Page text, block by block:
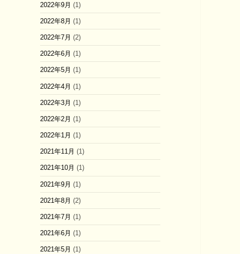
2022年9月 (1)
2022年8月 (1)
2022年7月 (2)
2022年6月 (1)
2022年5月 (1)
2022年4月 (1)
2022年3月 (1)
2022年2月 (1)
2022年1月 (1)
2021年11月 (1)
2021年10月 (1)
2021年9月 (1)
2021年8月 (2)
2021年7月 (1)
2021年6月 (1)
2021年5月 (1)